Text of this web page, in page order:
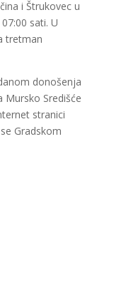
i Štrukovec u
sati. U
tretman
donošenja
Mursko Središće
stranici
Gradskom